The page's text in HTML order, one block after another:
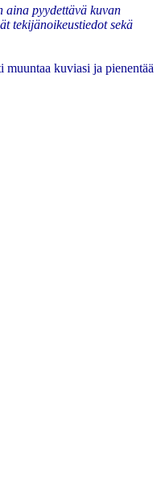
aina pyydettävä kuvan
tekijänoikeustiedot sekä
kuviasi ja pienentää